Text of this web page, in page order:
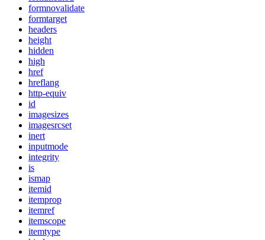
formnovalidate
formtarget
headers
height
hidden
high
href
hreflang
http-equiv
id
imagesizes
imagesrcset
inert
inputmode
integrity
is
ismap
itemid
itemprop
itemref
itemscope
itemtype